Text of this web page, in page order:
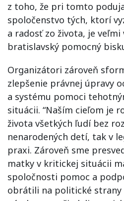
z toho, že pri tomto
spoločenstvo tých, ktorí
a radosť zo života, je veľmi
bratislavský pomocný
Organizátori zároveň
zlepšenie právnej úpravy
a systému pomoci
situácii. “Naším cieľom je
života všetkých ľudí bez
nenarodených detí, tak v
praxi. Zároveň sme
matky v kritickej situácii
spoločnosti pomoc a
obrátili na politické strany